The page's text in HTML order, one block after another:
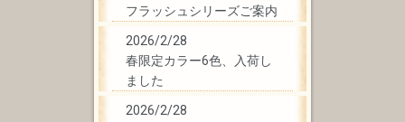
フラッシュシリーズご案内
2026/2/28
春限定カラー6色、入荷し
ました
2026/2/28